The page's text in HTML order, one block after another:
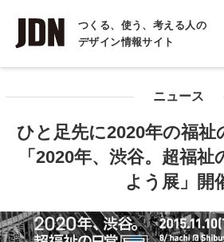
つくる、使う、考える人の
デザイン情報サイト
INTERVIEW
インタビュー
COLUMN
ニュース
ひと足先に2020年の福祉
「2020年、渋谷。超福
よう展」開